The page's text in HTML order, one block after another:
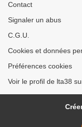
Contact
Signaler un abus
C.G.U.
Cookies et données
Préférences cookies
Voir le profil de lta38